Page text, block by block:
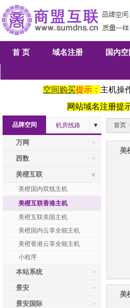
首 页 域名注册 国内
空间购买提示： 主机操
网站域名注册提
品牌空间 机房线路 ▼
>
万网
>
西数
∨
美橙互联
美橙国内双线主机
美橙互联香港主机
美橙互联美国主机
美橙国内云享全能主机
美橙香港云享全能主机
小程序
>
本站系统
>
景安
>
景安国际
首页
美
美